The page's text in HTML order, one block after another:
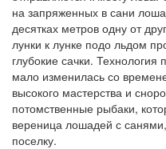
на запряженных в сани
десятках метров одну от
лунки к лунке подо льдом
глубокие сачки.
мало изменилась со
высокого мастерства и
потомственные рыбаки,
вереница лошадей с
поселку.